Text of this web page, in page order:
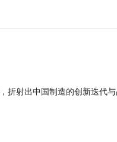
折射出中国制造的创新迭代